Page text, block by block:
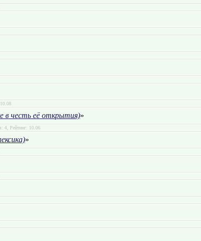
в честь её открытия)»
4, Рейтинг: 10.06
»